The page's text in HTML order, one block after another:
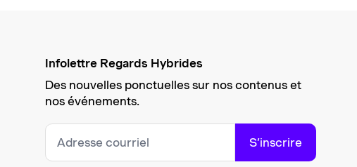
Infolettre Regards Hybrides
Des nouvelles ponctuelles sur nos contenus et
nos événements.
S’inscrire